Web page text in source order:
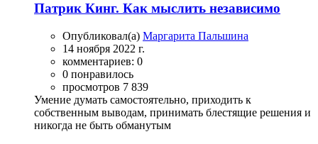
Патрик Кинг. Как мыслить независимо
Опубликовал(а) Маргарита Пальшина
14 ноября 2022 г.
комментариев: 0
0 понравилось
просмотров 7 839
Умение думать самостоятельно, приходить к
собственным выводам, принимать блестящие решения и
никогда не быть обманутым